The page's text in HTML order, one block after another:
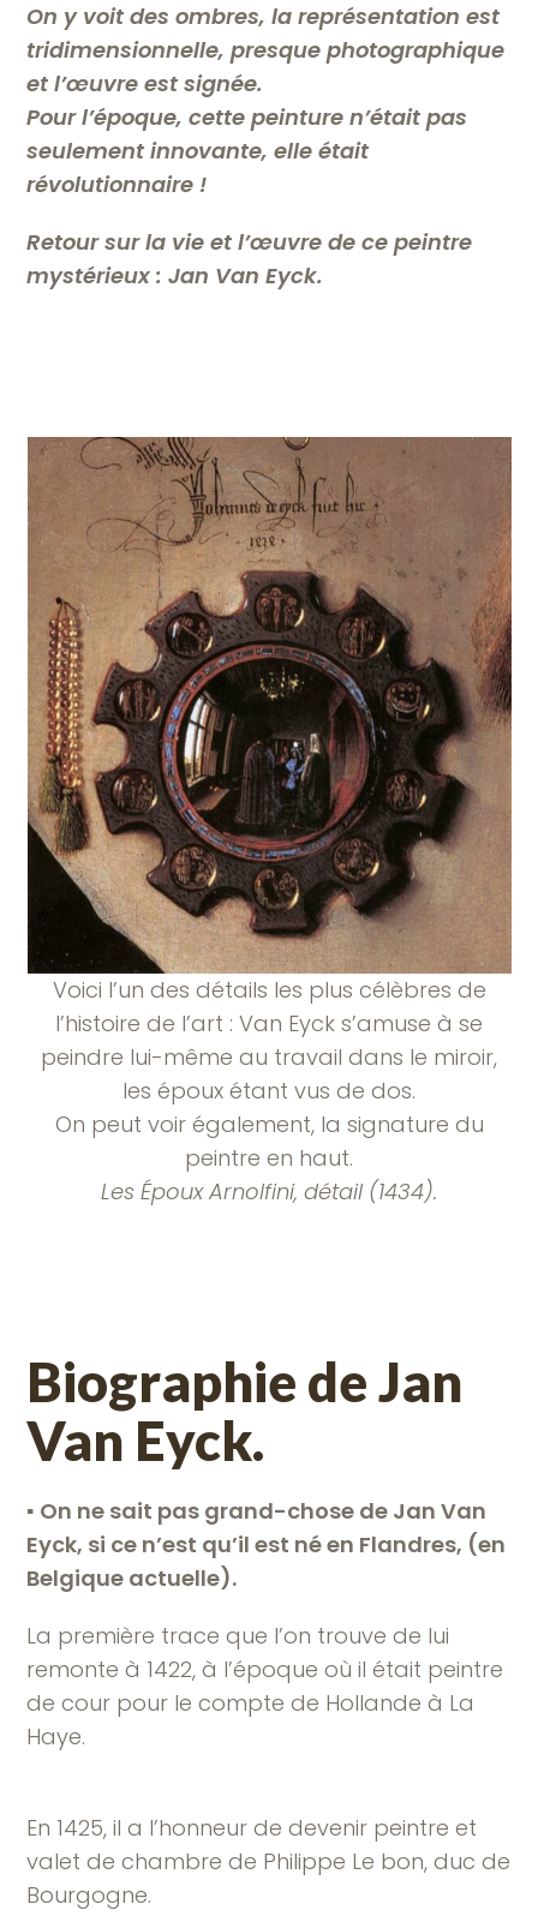
On y voit des ombres, la représentation est
tridimensionnelle, presque photographique
et l’œuvre est signée.
Pour l’époque, cette peinture n’était pas
seulement innovante, elle était
révolutionnaire !
Retour sur la vie et l’œuvre de ce peintre
mystérieux : Jan Van Eyck.
Voici l’un des détails les plus célèbres de
l’histoire de l’art : Van Eyck s’amuse à se
peindre lui-même au travail dans le miroir,
les époux étant vus de dos.
On peut voir également, la signature du
peintre en haut.
Les Époux Arnolfini, détail (1434).
Biographie de Jan
Van Eyck.
▪︎ On ne sait pas grand-chose de Jan Van
Eyck, si ce n’est qu’il est né en Flandres, (en
Belgique actuelle).
La première trace que l’on trouve de lui
remonte à 1422, à l’époque où il était peintre
de cour pour le compte de Hollande à La
Haye.
En 1425, il a l’honneur de devenir peintre et
valet de chambre de Philippe Le bon, duc de
Bourgogne.